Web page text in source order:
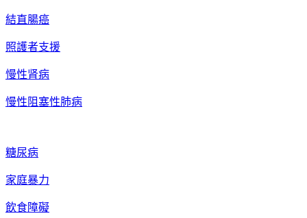
結直腸癌
照護者支援
慢性肾病
慢性阻塞性肺病
糖尿病
家庭暴力
飲食障礙